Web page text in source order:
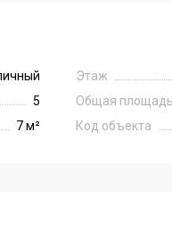
Этаж
5 Общая площадь
7 м² Код объекта